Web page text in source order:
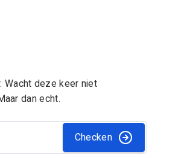
Wacht deze keer niet
dan echt.
Checken